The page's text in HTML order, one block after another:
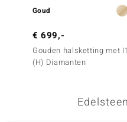
Goud
€ 699,-
Gouden halsketting met I1
(H) Diamanten